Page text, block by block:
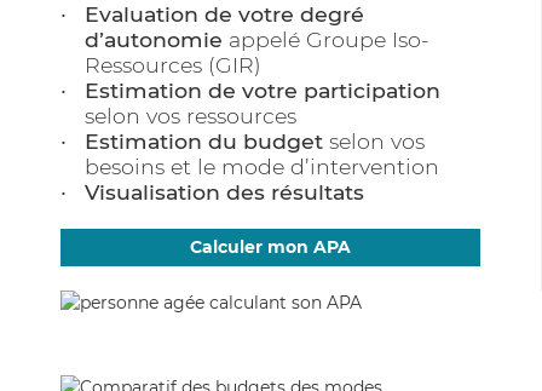
Evaluation de votre degré
d’autonomie appelé Groupe Iso-
Ressources (GIR)
Estimation de votre participation
selon vos ressources
Estimation du budget selon vos
besoins et le mode d’intervention
Visualisation des résultats
Calculer mon APA